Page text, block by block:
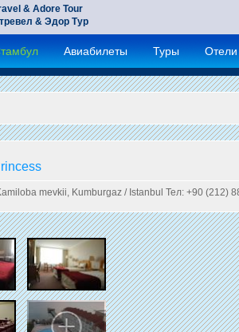
& Adore Tour
& Эдор Тур
Авиабилеты Туры Отели
mevkii, Kumburgaz / Istanbul Тел: +90 (212)